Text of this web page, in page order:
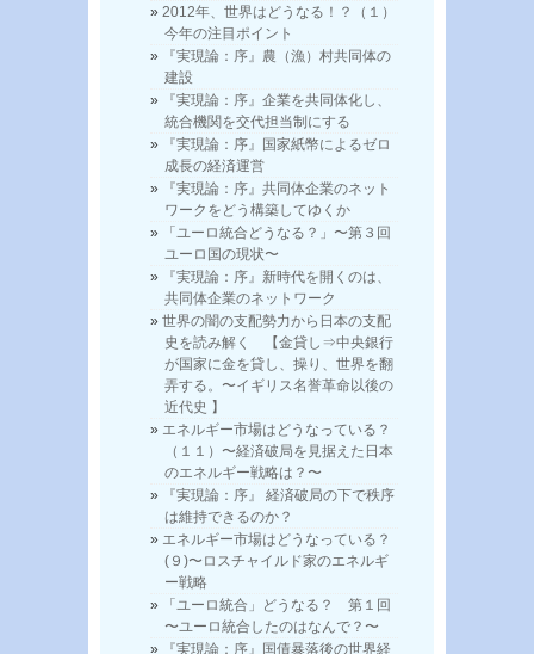
2012年、世界はどうなる！？（１）
今年の注目ポイント
『実現論：序』農（漁）村共同体の
建設
『実現論：序』企業を共同体化し、
統合機関を交代担当制にする
『実現論：序』国家紙幣によるゼロ
成長の経済運営
『実現論：序』共同体企業のネット
ワークをどう構築してゆくか
「ユーロ統合どうなる？」〜第３回
ユーロ国の現状〜
『実現論：序』新時代を開くのは、
共同体企業のネットワーク
世界の闇の支配勢力から日本の支配
史を読み解く 【金貸し⇒中央銀行
が国家に金を貸し、操り、世界を翻
弄する。〜イギリス名誉革命以後の
近代史 】
エネルギー市場はどうなっている？
（１１）〜経済破局を見据えた日本
のエネルギー戦略は？〜
『実現論：序』 経済破局の下で秩序
は維持できるのか？
エネルギー市場はどうなっている？
(９)〜ロスチャイルド家のエネルギ
ー戦略
「ユーロ統合」どうなる？ 第１回
〜ユーロ統合したのはなんで？〜
『実現論：序』国債暴落後の世界経